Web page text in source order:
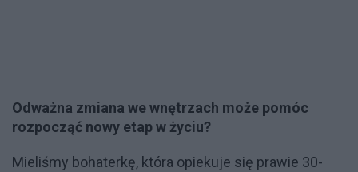
Odważna zmiana we wnętrzach może pomóc
rozpocząć nowy etap w życiu?
Mieliśmy bohaterkę, która opiekuje się prawie 30-